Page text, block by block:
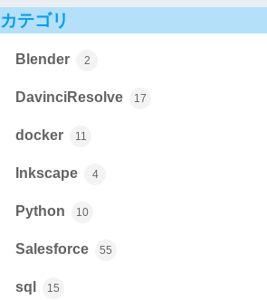
カテゴリ
Blender 2
DavinciResolve 17
docker 11
Inkscape 4
Python 10
Salesforce 55
sql 15